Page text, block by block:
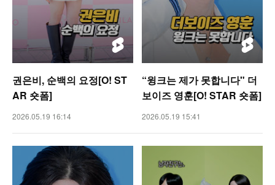
권은비, 순백의 요정[O! ST
AR 숏폼]
2026.05.19 16:14
“윙크는 제가 못합니다" 더
보이즈 영훈[O! STAR 숏폼]
2026.05.19 15:41